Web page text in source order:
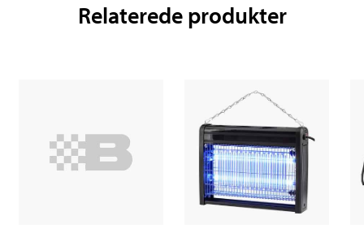
Relaterede produkter